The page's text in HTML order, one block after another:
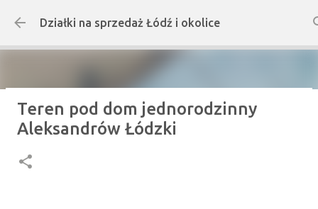
Przejdź do głównej zawartości
Działki na sprzedaż Łódź i okolice
MARCINÓW BUDOWLANA Z
Teren pod dom jednorodzinny
Aleksandrów Łódzki